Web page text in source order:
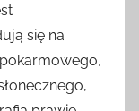
się na